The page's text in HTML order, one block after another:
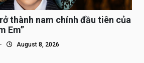
thành nam chính đầu tiên của
Em”
August 8, 2026